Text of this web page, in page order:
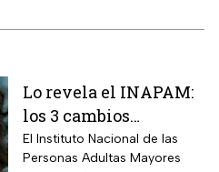
Lo revela el INAPAM:
los 3 cambios
silenciosos que sufre
tu cerebro de forma
El Instituto Nacional de las
Personas Adultas Mayores